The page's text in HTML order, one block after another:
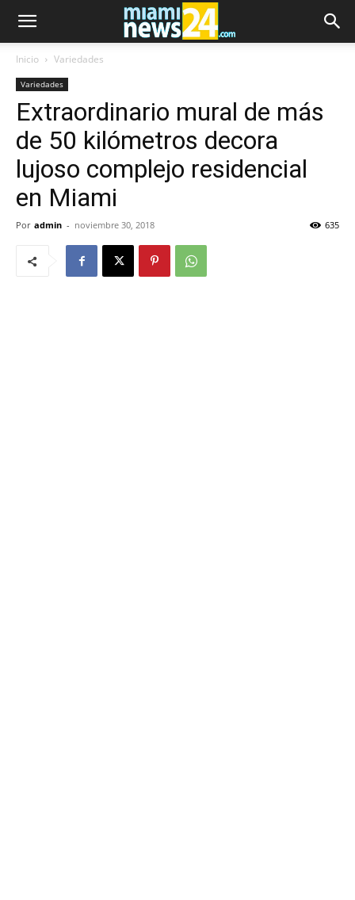
Inicio Variedades
Variedades
Extraordinario mural de más
de 50 kilómetros decora
lujoso complejo residencial
en Miami
Por admin - noviembre 30, 2018 635